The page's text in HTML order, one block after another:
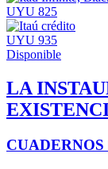
UYU 825
UYU 935
Disponible
LA